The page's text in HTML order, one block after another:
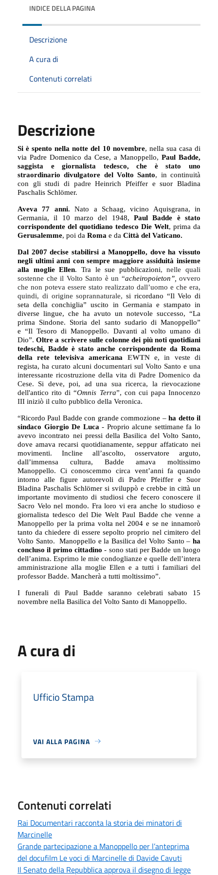
INDICE DELLA PAGINA
Descrizione
A cura di
Contenuti correlati
Descrizione
Si è spento nella notte del 10 novembre, nella sua casa di
via Padre Domenico da Cese, a Manoppello, Paul Badde,
saggista e giornalista tedesco, che è stato uno
straordinario divulgatore del Volto Santo, in continuità
con gli studi di padre Heinrich Pfeiffer esuor Bladina
Paschalis Schlömer.
Aveva 77 anni.Nato a Schaag, vicino Aquisgrana, in
Germania, il 10 marzo del 1948, Paul Badde è stato
corrispondente del quotidiano tedesco Die Welt, prima da
Gerusalemme, poi da Roma e da Città del Vaticano.
Dal 2007 decise stabilirsi a Manoppello, dove ha vissuto
negli ultimi anni con sempre maggiore assiduità insieme
alla moglie Ellen. Tra le sue pubblicazioni, nelle quali
sostenne che il Volto Santo è un “acheiropoieton”, ovvero
che non poteva essere stato realizzato dall’uomo e che era,
quindi, di origine soprannaturale, si ricordano “Il Velo di
seta della conchiglia” uscito in Germania e stampato in
diverse lingue, che ha avuto un notevole successo, “La
prima Sindone. Storia del santo sudario di Manoppello”
e “Il Tesoro di Manoppello. Davanti al volto umano di
Dio”.Oltre a scrivere sulle colonne dei più noti quotidiani
tedeschi, Badde è stato anche corrispondente da Roma
della rete televisiva americana EWTNe, in veste di
regista, ha curato alcuni documentari sul Volto Santo e una
interessante ricostruzione della vita di Padre Domenico da
Cese. Si deve, poi, ad una sua ricerca, la rievocazione
dell'antico rito di “Omnis Terra”, con cui papa Innocenzo
III iniziò il culto pubblico della Veronica.
“Ricordo Paul Badde con grande commozione –ha detto il
sindaco Giorgio De Luca - Proprio alcune settimane fa lo
avevo incontrato nei pressi della Basilica del Volto Santo,
dove amava recarsi quotidianamente, seppur affaticato nei
movimenti. Incline all’ascolto, osservatore arguto,
dall’immensa cultura, Badde amava moltissimo
Manoppello. Ci conoscemmo circa vent’anni fa quando
intorno alle figure autorevoli di Padre Pfeiffer e Suor
Bladina Paschalis Schlömer si sviluppò e crebbe in città un
importante movimento di studiosi che feceroconoscere il
Sacro Velo nel mondo. Fra loro vi era anche lo studioso e
giornalista tedesco del Die Welt Paul Badde che venne a
Manoppello per la prima volta nel 2004 e se ne innamorò
tanto da chiedere di essere sepolto proprio nel cimitero del
Volto Santo.
Manoppello e la Basilica del Volto Santo –ha
concluso il primo cittadino- sono stati per Badde un luogo
dell’anima. Esprimo le mie condoglianze e quelle dell’intera
amministrazione alla moglie Ellen e a tutti i familiari del
professor Badde. Mancherà a tutti moltissimo”.
I funerali di Paul Badde saranno celebrati sabato 15
novembre nella Basilica del Volto Santo di Manoppello.
A cura di
Ufficio Stampa
VAI ALLA PAGINA
Contenuti correlati
Rai Documentari racconta la storia dei minatori di
Marcinelle
Grande partecipazione a Manoppello per l’anteprima
del docufilm Le voci di Marcinelle di Davide Cavuti
Il Senato della Repubblica approva il disegno di legge